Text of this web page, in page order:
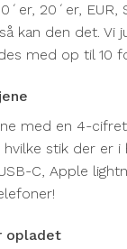
20´er, EUR,
kan den det. Vi
med op til 10
med en 4-
stik der er i
C, Apple
opladet